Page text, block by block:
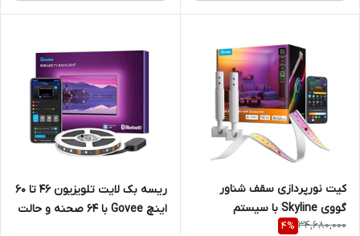
کیت نورپردازی سقف شناور
گووی Skyline با سیستم
LuminBlend
34,680,000
4%
ریسه بک لایت تلویزیون ۴۶ تا ۶۰
اینچ Govee با 64 صحنه و حالت